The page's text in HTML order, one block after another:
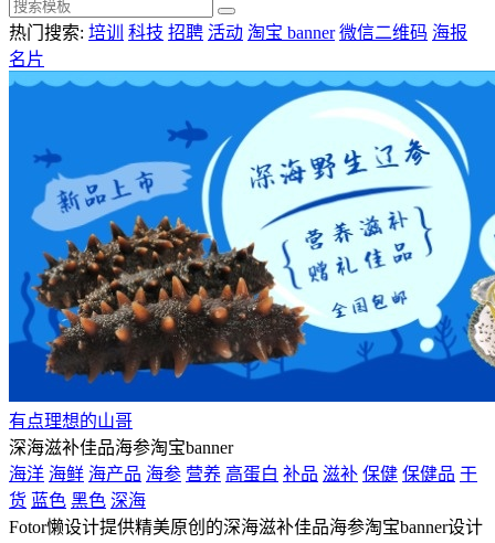
热门搜索: 培训 科技 招聘 活动 淘宝 banner 微信二维码 海报
名片
有点理想的山哥
深海滋补佳品海参淘宝banner
海洋 海鲜 海产品 海参 营养 高蛋白 补品 滋补 保健 保健品 干
货 蓝色 黑色 深海
Fotor懒设计提供精美原创的深海滋补佳品海参淘宝banner设计